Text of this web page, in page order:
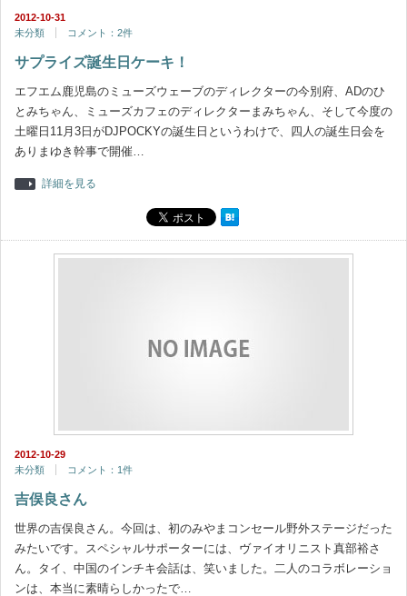
2012-10-31
未分類
コメント：2件
サプライズ誕生日ケーキ！
エフエム鹿児島のミューズウェーブのディレクターの今別府、ADのひ
とみちゃん、ミューズカフェのディレクターまみちゃん、そして今度の
土曜日11月3日がDJPOCKYの誕生日というわけで、四人の誕生日会を
ありまゆき幹事で開催…
詳細を見る
2012-10-29
未分類
コメント：1件
吉俣良さん
世界の吉俣良さん。今回は、初のみやまコンセール野外ステージだった
みたいです。スペシャルサポーターには、ヴァイオリニスト真部裕さ
ん。タイ、中国のインチキ会話は、笑いました。二人のコラボレーショ
ンは、本当に素晴らしかったで…